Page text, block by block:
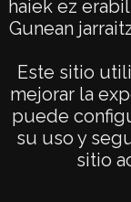
haiek ez
Gunean
Este sitio
mejorar la
puede
su uso y
sitio